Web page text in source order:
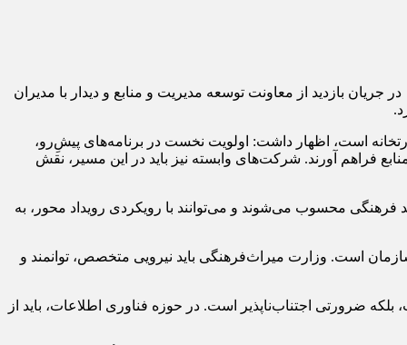
به گزارش خبرگزاری مهر، سیدرضا صالحی‌امیری، وزیر میراث‌فرهنگی، گردشگری و صنایع‌دستی، بعدازظهر روز چهارشنبه ۷ آبان‌ماه ۱۴۰۴ در جریان بازدید از معاونت توسعه مدیریت و منابع و دیدار با مدیران
است، اظهار داشت: اولویت نخست در برنامه‌های پیش‌ِرو،
فراهم آورند. شرکت‌های وابسته نیز باید در این مسیر، نقش
فرهنگی محسوب می‌شوند و می‌توانند با رویکردی رویداد محور، به
است. وزارت میراث‌فرهنگی باید نیرویی متخصص، توانمند و
ضرورتی اجتناب‌ناپذیر است. در حوزه فناوری اطلاعات، باید از